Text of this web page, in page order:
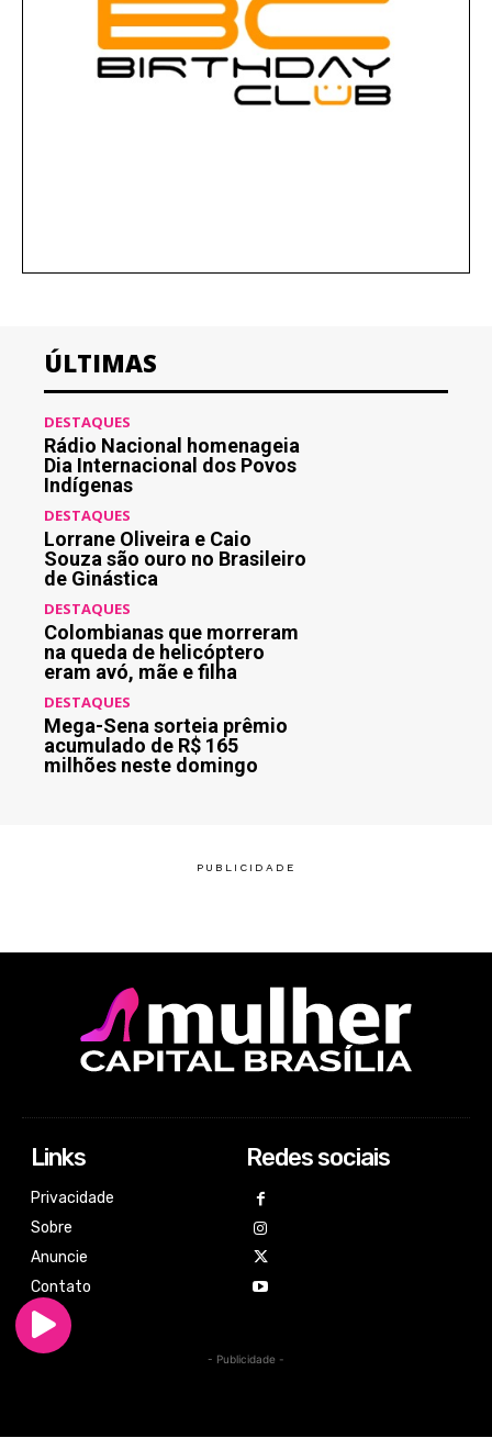
ÚLTIMAS
DESTAQUES
Rádio Nacional homenageia
Dia Internacional dos Povos
Indígenas
DESTAQUES
Lorrane Oliveira e Caio
Souza são ouro no Brasileiro
de Ginástica
DESTAQUES
Colombianas que morreram
na queda de helicóptero
eram avó, mãe e filha
DESTAQUES
Mega-Sena sorteia prêmio
acumulado de R$ 165
milhões neste domingo
Links
Privacidade
Sobre
Anuncie
Contato
Redes sociais
- Publicidade -